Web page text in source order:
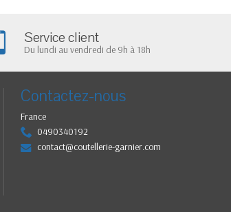
Service client
Du lundi au vendredi de 9h à 18h
Contactez-nous
France
0490340192
contact@coutellerie-garnier.com